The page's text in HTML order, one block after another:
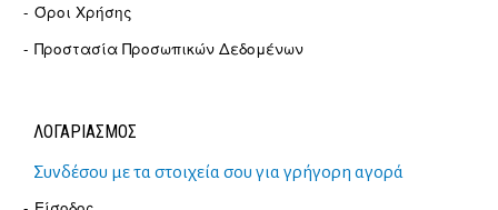
Όροι Χρήσης
Προστασία Προσωπικών Δεδομένων
ΛΟΓΑΡΙΑΣΜΟΣ
Συνδέσου με τα στοιχεία σου για γρήγορη αγορά